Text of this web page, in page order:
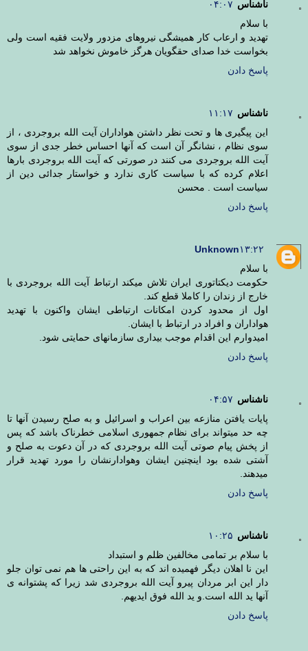
ناشناس ۰۴:۰۷
با سلام
تهدید و ارعاب کار همیشگی نیروهای مزدور ولایت فقیه است ولی
بخواست خدا صدای حقگویان هرگز خاموش نخواهد شد
پاسخ دادن
ناشناس ۱۱:۱۷
این پیگیری ها و تحت نظر داشتن هواداران آیت الله بروجردی ، از
سوی نظام ، نشانگر آن است که آنها احساس خطر جدی از سوی
آیت الله بروجردی می کنند در صورتی که آیت الله بروجردی بارها
اعلام کرده که با سیاست کاری ندارد و خواستار جدائی دین از
سیاست است . محسن
پاسخ دادن
Unknown۱۳:۲۲
با سلام
حکومت دیکتاتوری ایران تلاش میکند ارتباط آیت الله بروجردی با
خارج از زندان را کاملا قطع کند.
اول از محدود کردن امکانات ارتباطی ایشان واکنون با تهدید
هواداران و افراد در ارتباط با ایشان.
امیدوارم این اقدام موجب بیداری سازمانهای حمایتی شود.
پاسخ دادن
ناشناس ۰۴:۵۷
پایات یافتن منازعه بین اعراب و اسرائیل و به صلح رسیدن آنها تا
چه حد میتواند برای نظام جمهوری اسلامی خطرناک باشد که پس
از پخش پیام صوتی آیت الله بروجردی که در آن دعوت به صلح و
آشتی شده بود اینچنین ایشان وهوادارنشان را مورد تهدید قرار
میدهند.
پاسخ دادن
ناشناس ۱۰:۲۵
با سلام بر تمامی مخالفین ظلم و استبداد
این نا اهلان دیگر فهمیده اند که به این راحتی ها هم نمی توان جلو
دار این ابر مردان پیرو آیت الله بروجردی شد زیرا که پشتوانه ی
آنها ید الله است.و ید الله فوق ایدیهم.
پاسخ دادن